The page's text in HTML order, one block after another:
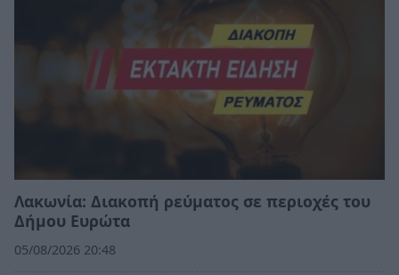
Λακωνία: Διακοπή ρεύματος σε περιοχές του
Δήμου Ευρώτα
05/08/2026 20:48